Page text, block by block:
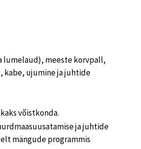
lumelaud), meeste korvpall,
kabe, ujumine ja juhtide
võistkonda.
ja juhtide
mängude programmis